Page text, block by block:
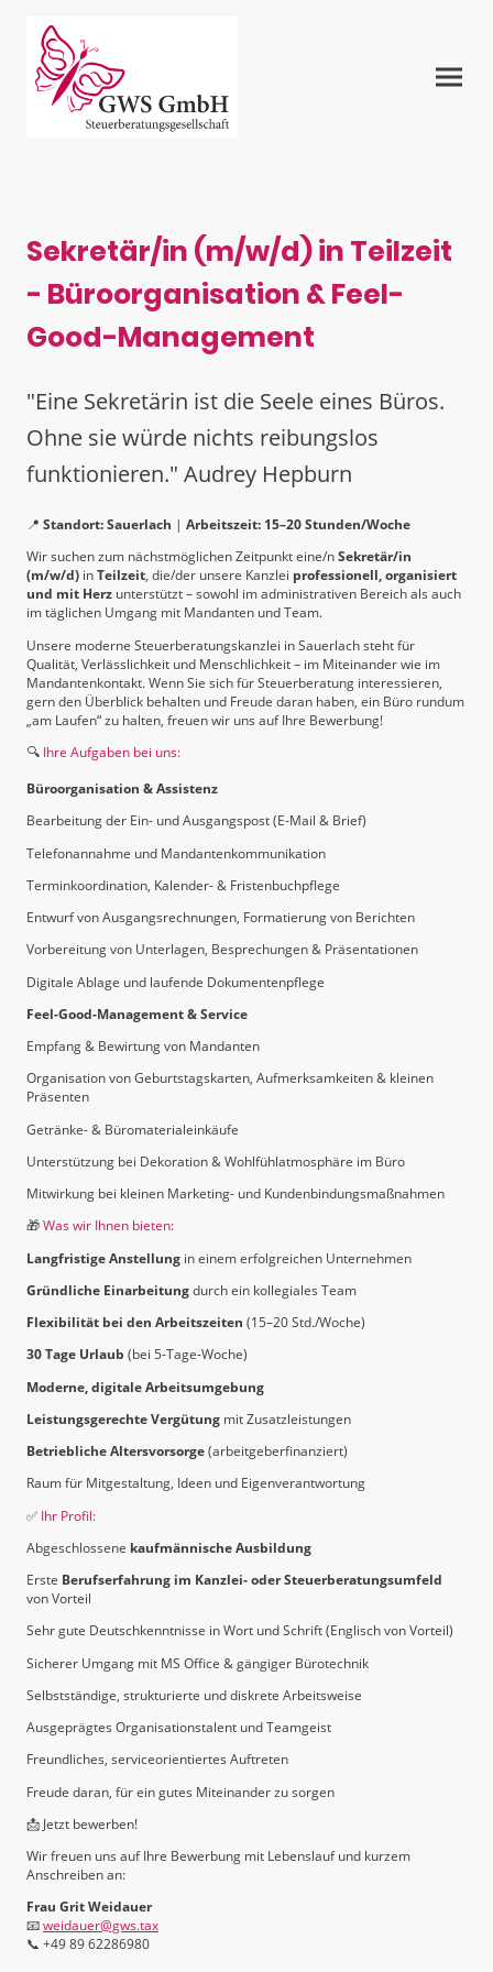
Sekretär/in (m/w/d) in Teilzeit
- Büroorganisation & Feel-
Good-Management
"Eine Sekretärin ist die Seele eines Büros.
Ohne sie würde nichts reibungslos
funktionieren." Audrey Hepburn
📍 Standort: Sauerlach | Arbeitszeit: 15–20 Stunden/Woche
Wir suchen zum nächstmöglichen Zeitpunkt eine/nSekretär/in
(m/w/d) inTeilzeit, die/der unsere Kanzlei professionell, organisiert
und mit Herz unterstützt – sowohl im administrativen Bereich als auch
im täglichen Umgang mit Mandanten und Team.
Unsere moderne Steuerberatungskanzlei in Sauerlach steht für
Qualität, Verlässlichkeit und Menschlichkeit – im Miteinander wie im
Mandantenkontakt. Wenn Sie sich für Steuerberatung interessieren,
gern den Überblick behalten und Freude daran haben, ein Büro rundum
„am Laufen“ zu halten, freuen wir uns auf Ihre Bewerbung!
🔍 Ihre Aufgaben bei uns:
Büroorganisation & Assistenz
Bearbeitung der Ein- und Ausgangspost (E-Mail & Brief)
Telefonannahme und Mandantenkommunikation
Terminkoordination, Kalender- & Fristenbuchpflege
Entwurf von Ausgangsrechnungen, Formatierung von Berichten
Vorbereitung von Unterlagen, Besprechungen & Präsentationen
Digitale Ablage und laufende Dokumentenpflege
Feel-Good-Management & Service
Empfang & Bewirtung von Mandanten
Organisation von Geburtstagskarten, Aufmerksamkeiten & kleinen
Präsenten
Getränke- & Büromaterialeinkäufe
Unterstützung bei Dekoration & Wohlfühlatmosphäre im Büro
Mitwirkung bei kleinen Marketing- und Kundenbindungsmaßnahmen
🎁Was wir Ihnen bieten:
Langfristige Anstellung in einem erfolgreichen Unternehmen
Gründliche Einarbeitungdurch ein kollegiales Team
Flexibilität bei den Arbeitszeiten (15–20 Std./Woche)
30 Tage Urlaub (bei 5-Tage-Woche)
Moderne, digitale Arbeitsumgebung
Leistungsgerechte Vergütung mit Zusatzleistungen
Betriebliche Altersvorsorge(arbeitgeberfinanziert)
Raum für Mitgestaltung, Ideen und Eigenverantwortung
✅ Ihr Profil:
Abgeschlossene kaufmännische Ausbildung
Erste Berufserfahrung im Kanzlei- oder Steuerberatungsumfeld
von Vorteil
Sehr gute Deutschkenntnisse in Wort und Schrift (Englisch von Vorteil)
Sicherer Umgang mit MS Office & gängiger Bürotechnik
Selbstständige, strukturierte und diskrete Arbeitsweise
Ausgeprägtes Organisationstalent und Teamgeist
Freundliches, serviceorientiertes Auftreten
Freude daran, für ein gutes Miteinander zu sorgen
📩 Jetzt bewerben!
Wir freuen uns auf Ihre Bewerbung mit Lebenslauf und kurzem
Anschreiben an:
Frau Grit Weidauer
📧weidauer@gws.tax
📞 +49 89 62286980